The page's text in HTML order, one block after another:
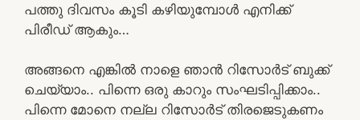
പത്തു ദിവസം കൂടി കഴിയുമ്പോൾ എനിക്ക്
പിരീഡ് ആകും…
അങ്ങനെ എങ്കിൽ നാളെ ഞാൻ റിസോർട് ബുക്ക്‌
ചെയ്യാം.. പിന്നെ ഒരു കാറും സംഘടിപ്പിക്കാം..
പിന്നെ മോനെ നല്ല റിസോർട് തിരജെടുകണം